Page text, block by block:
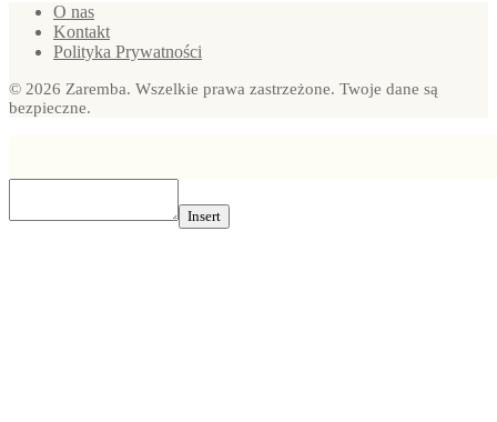
O nas
Kontakt
Polityka Prywatności
© 2026 Zaremba. Wszelkie prawa zastrzeżone. Twoje dane są
bezpieczne.
Insert